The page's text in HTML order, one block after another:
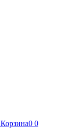
Корзина0 0